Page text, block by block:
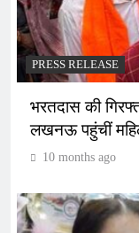
PRESS RELEASE
भरतदास की
लखनऊ पहुंचीं
10 months ago